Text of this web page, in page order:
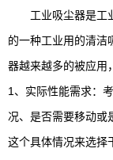
工业吸尘器是工业
的一种工业用的清洁
器越来越多的被应用
1、实际性能需求：
况、是否需要移动或
这个具体情况来选择